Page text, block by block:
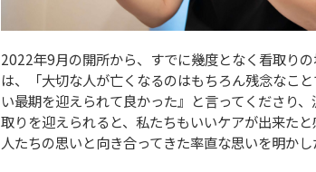
2022年9月の開所から、すでに幾度となく看取り
は、「大切な人が亡くなるのはもちろん残念なこ
い最期を迎えられて良かった』と言ってくださり
取りを迎えられると、私たちもいいケアが出来た
人たちの思いと向き合ってきた率直な思いを明かし